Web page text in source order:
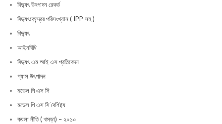
বিদ্যুৎ উৎপাদন রেকর্ড
বিদ্যুৎকেন্দ্রের পরিসংখ্যান ( IPP সহ )
বিদ্যুৎ
আইনবিধি
বিদ্যুৎ এম আই এস প্রতিবেদন
গ্যাস উৎপাদন
মডেল পি এস সি
মডেল পি এস সি বৈশিষ্ট্য
কয়লা নীতি ( খসড়া) – ২০১০